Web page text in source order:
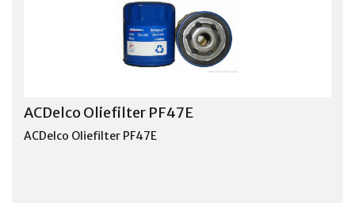
ACDelco Oliefilter PF47E
ACDelco Oliefilter PF47E